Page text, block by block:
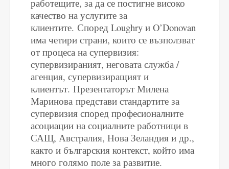
работещите, за да се постигне високо
качество на услугите за
клиентите. Според Loughry и O’Donovan
има четири страни, които се възползват
от процеса на супервизия:
супервизираният, неговата служба /
агенция, супервизиращият и
клиентът. Презентаторът Милена
Маринова представи стандартите за
супервизия според професионалните
асоциации на социалните работници в
САЩ, Австралия, Нова Зеландия и др.,
както и българския контекст, който има
много голямо поле за развитие.